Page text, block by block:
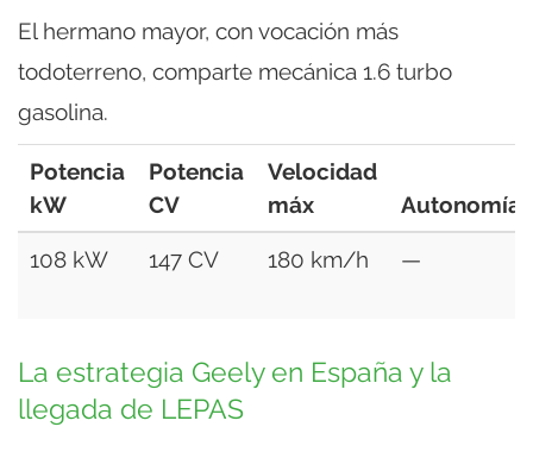
El hermano mayor, con vocación más
todoterreno, comparte mecánica 1.6 turbo
gasolina.
Potencia
kW
Potencia
CV
Velocidad
máx
Autonomía
108 kW 147 CV 180 km/h —
La estrategia Geely en España y la
llegada de LEPAS